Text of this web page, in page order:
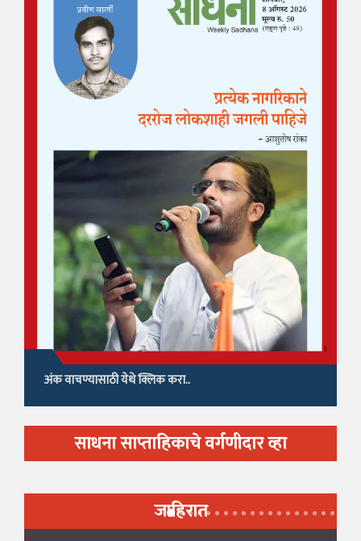
अंक वाचण्यासाठी येथे क्लिक करा..
साधना साप्ताहिकाचे वर्गणीदार व्हा
जाहिरात